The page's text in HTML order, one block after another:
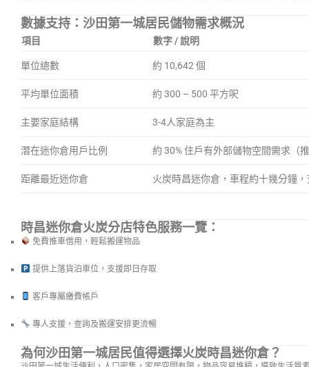
數據支持：沙田第一城居民儲物需求概況
項目 數字 / 說明
單位總數 約 10,642 個
平均單位面積 約 300 – 500 平方呎
主要家庭結構 3-4人家庭為主
潛在迷你倉用戶比例 約 30% 住戶有外部儲物空間需求（
距離最近迷你倉 火炭時昌迷你倉，車程約十幾分鐘
時昌迷你倉火炭分店特色服務一覽：
免費推車借用，輕鬆搬運物品
提供上落貨泊車位，支援即日存取
客戶專屬繳費帳戶
專人支援，查詢及搬運安排更流暢
為何沙田第一城居民值得選擇火炭時昌迷你倉？